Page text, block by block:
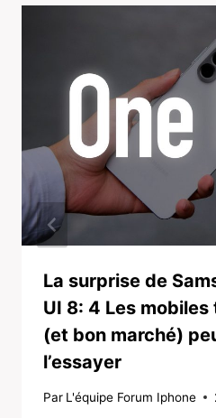
La surprise de
UI 8: 4 Les
(et bon marché)
l’essayer
Par L'équipe Forum Iphone